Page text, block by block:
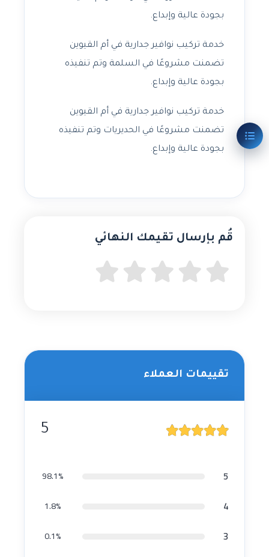
بجودة عالية وإبداع.
خدمة تركيب نوافير جدارية في أم القيوين
تضمنت مشروعًا في السلمة وتم تنفيذه
بجودة عالية وإبداع.
خدمة تركيب نوافير جدارية في أم القيوين
تضمنت مشروعًا في الحديريات وتم تنفيذه
بجودة عالية وإبداع.
قُم بإرسال تقيمك النهائي
تقييمات العملاء
5
5
98.1%
4
1.8%
3
0.1%